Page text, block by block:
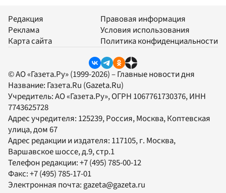
Редакция
Реклама
Карта сайта
Правовая информация
Условия использования
Политика конфиденциальности
© АО «Газета.Ру» (1999-2026) – Главные новости дня
Название: Газета.Ru (Gazeta.Ru)
Учредитель:АО «Газета.Ру», ОГРН 1067761730376, ИНН
7743625728
Адрес учредителя: 125239, Россия, Москва, Коптевская
улица, дом 67
Адрес редакции и издателя: 117105, г. Москва,
Варшавское шоссе, д.9, стр.1
Телефон редакции:+7 (495) 785-00-12
Факс:+7 (495) 785-17-01
Электронная почта:gazeta@gazeta.ru